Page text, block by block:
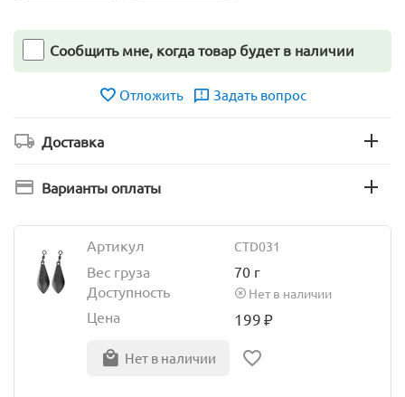
Сообщить мне, когда товар будет в наличии
Отложить Задать вопрос
Доставка
Варианты оплаты
Артикул CTD031
Вес груза
70 г
Доступность
Нет в наличии
Цена 199₽
Нет в наличии